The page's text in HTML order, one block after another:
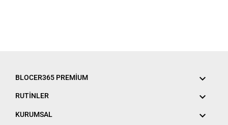
BLOCER365 PREMIUM 
RUTİNLER 
KURUMSAL 